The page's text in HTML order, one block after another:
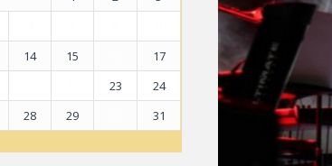
14 15
17
23
24
28 29
31